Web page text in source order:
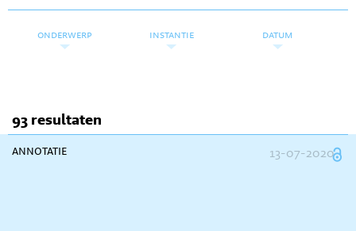
onderwerp instantie datum
93 resultaten
annotatie 13-07-2020